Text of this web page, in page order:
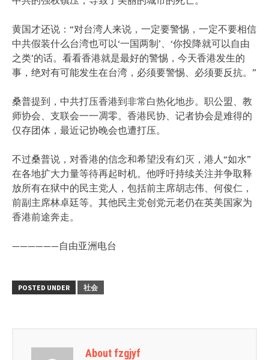
黄国才还说：“对台湾人来说，一定要警惕，一定不要相信
中共假装什么台湾也可以‘一国两制’、‘你投降就可以自由
之类’的话。看看香港就是最好的警惕，今天香港发生的
事，绝对有可能发生在台湾，必须要警惕、必须要反抗。”
桑普提到，中共打压香港到非常白热化地步。职公盟、教
师协会、支联会一一凋零。香港民协、记者协会是难得的
仅存团体，最近记协晚会也遭打压。
不过桑普说，对香港的信念和希望没有幻灭，港人“如水”
在各地扩大力量等待再起时机。他呼吁持续关注并争取释
放所有在狱中的民主党人，包括前主席胡志伟、何俊仁，
前副主席林卓廷等。其他民主党创党元老仍在英美国家为
香港前途奔走。
——————自由亚洲电台
POSTED UNDER 社会
About fzgjyf